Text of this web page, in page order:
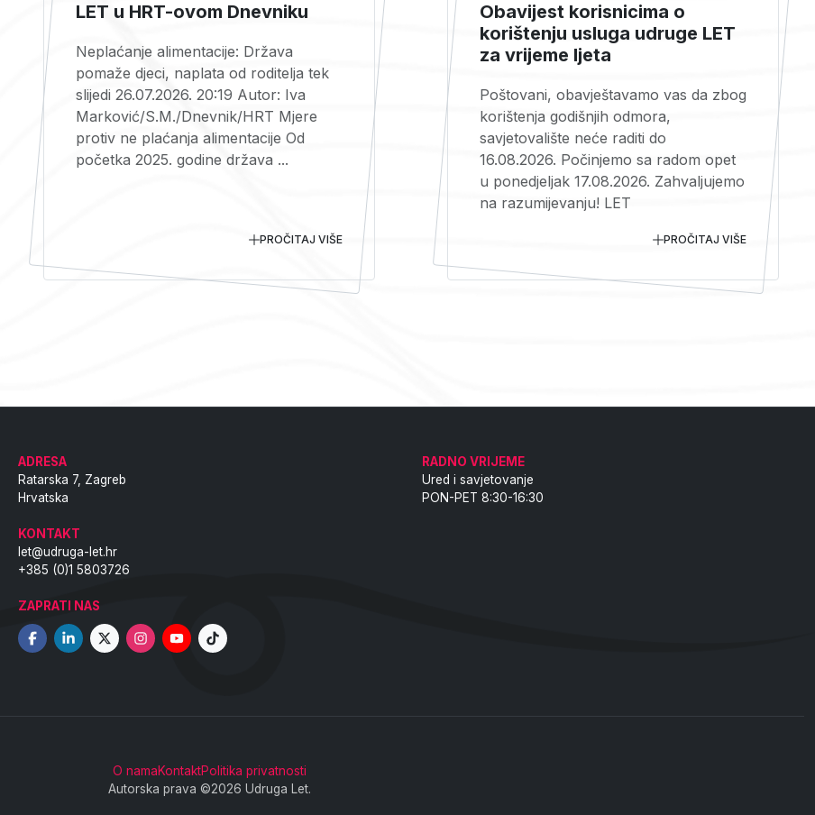
LET u HRT-ovom Dnevniku
Neplaćanje alimentacije: Država
pomaže djeci, naplata od roditelja tek
slijedi 26.07.2026. 20:19 Autor: Iva
Marković/S.M./Dnevnik/HRT Mjere
protiv ne plaćanja alimentacije Od
početka 2025. godine država ...
PROČITAJ VIŠE
Obavijest korisnicima o
korištenju usluga udruge LET
za vrijeme ljeta
Poštovani, obavještavamo vas da zbog
korištenja godišnjih odmora,
savjetovalište neće raditi do
16.08.2026. Počinjemo sa radom opet
u ponedjeljak 17.08.2026. Zahvaljujemo
na razumijevanju! LET
PROČITAJ VIŠE
ADRESA
Ratarska 7, Zagreb
Hrvatska
KONTAKT
let@udruga-let.hr
+385 (0)1 5803726
ZAPRATI NAS
RADNO VRIJEME
Ured i savjetovanje
PON-PET 8:30-16:30
O namaKontaktPolitika privatnosti
Autorska prava ©2026 Udruga Let.